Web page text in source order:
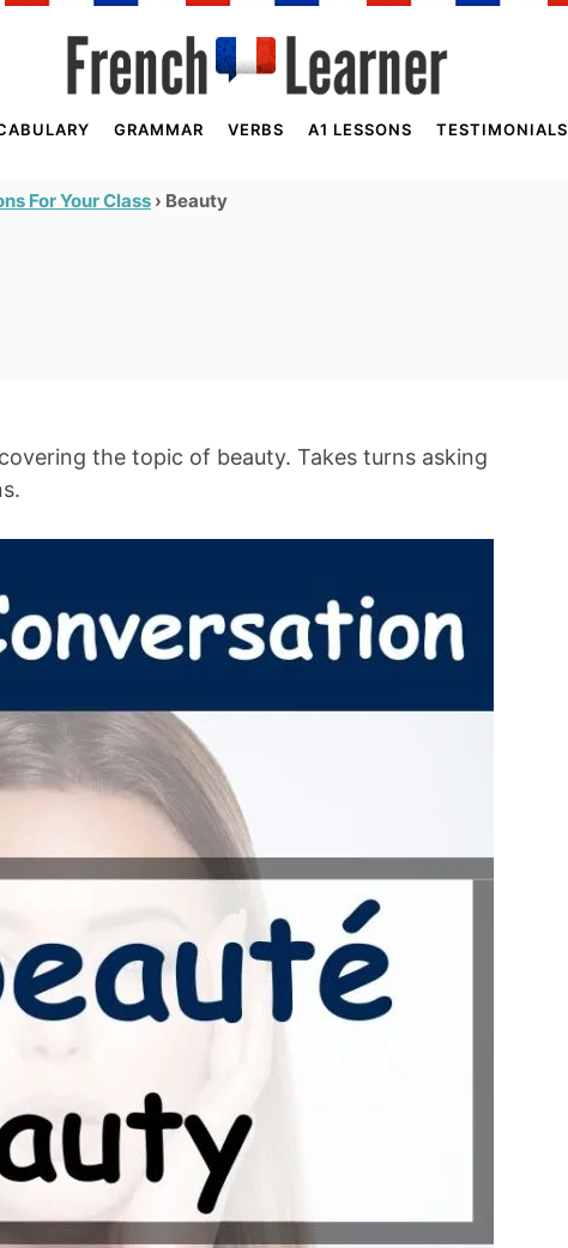
GRAMMAR VERBS A1 LESSONS TESTIMONIALS
For Your Class › Beauty
the topic of beauty. Takes turns asking